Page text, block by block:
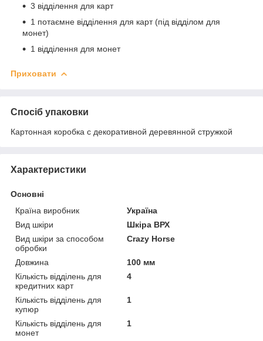
3 відділення для карт
1 потаємне відділення для карт (під відділом для
монет)
1 відділення для монет
Приховати
Спосіб упаковки
Картонная коробка с декоративной деревянной стружкой
Характеристики
Основні
Країна виробник
Україна
Вид шкіри
Шкіра ВРХ
Вид шкіри за способом
обробки
Crazy Horse
Довжина
100 мм
Кількість відділень для
кредитних карт
4
Кількість відділень для
купюр
1
Кількість відділень для
монет
1